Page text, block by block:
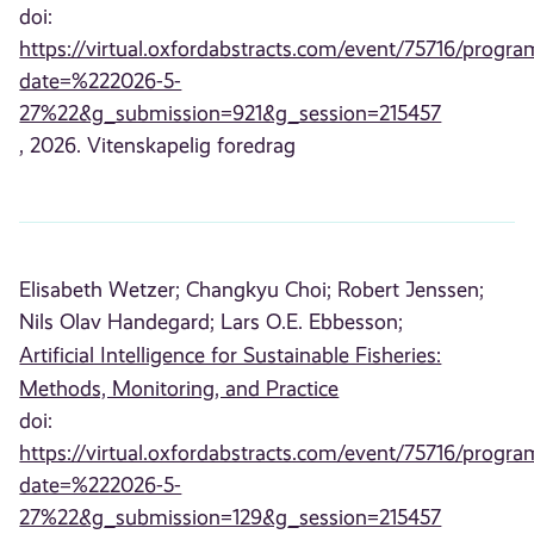
doi:
https://virtual.oxfordabstracts.com/event/75716/
date=%222026-5-
27%22&g_submission=921&g_session=215457
, 2026. Vitenskapelig foredrag
Elisabeth Wetzer; Changkyu Choi; Robert Jenssen;
Nils Olav Handegard; Lars O.E. Ebbesson;
Artificial Intelligence for Sustainable Fisheries:
Methods, Monitoring, and Practice
doi:
https://virtual.oxfordabstracts.com/event/75716/
date=%222026-5-
27%22&g_submission=129&g_session=215457